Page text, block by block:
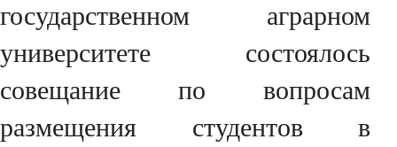
государственном аграрном
университете состоялось
совещание по вопросам
размещения студентов в